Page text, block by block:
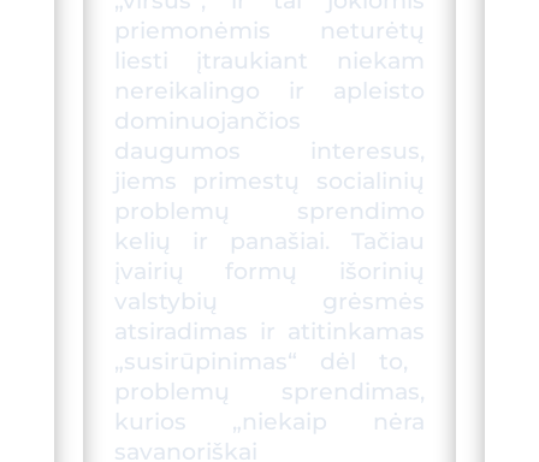
priemonėmis neturėtų
liesti įtraukiant niekam
nereikalingo ir apleisto
dominuojančios
daugumos interesus,
jiems primestų socialinių
problemų sprendimo
kelių ir panašiai. Tačiau
įvairių formų išorinių
valstybių grėsmės
atsiradimas ir atitinkamas
„susirūpinimas“ dėl to,
problemų sprendimas,
kurios „niekaip nėra
savanoriškai